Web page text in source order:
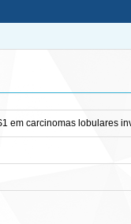
em carcinomas lobulares